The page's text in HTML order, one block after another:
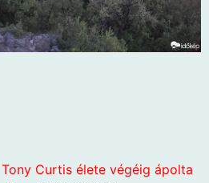
Curtis élete végéig ápolta